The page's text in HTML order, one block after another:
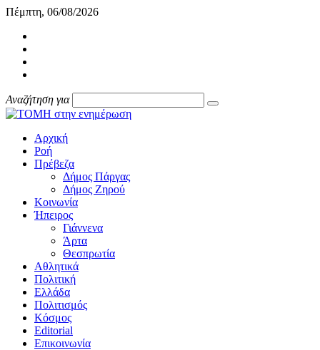
Πέμπτη, 06/08/2026
Αναζήτηση για
Αρχική
Ροή
Πρέβεζα
Δήμος Πάργας
Δήμος Ζηρού
Κοινωνία
Ήπειρος
Γιάννενα
Άρτα
Θεσπρωτία
Αθλητικά
Πολιτική
Ελλάδα
Πολιτισμός
Κόσμος
Editorial
Επικοινωνία